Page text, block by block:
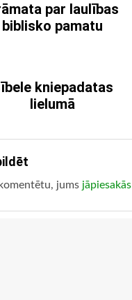
par laulības
biblisko pamatu
kniepadatas
lielumā
jums jāpiesakās